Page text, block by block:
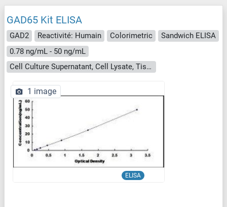
GAD65 Kit ELISA
GAD2 Reactivité: Humain Colorimetric
Sandwich ELISA
0.78 ng/mL - 50 ng/mL
Cell Culture Supernatant, Cell Lysate, Tissue Homogenate
ELISA
1 image